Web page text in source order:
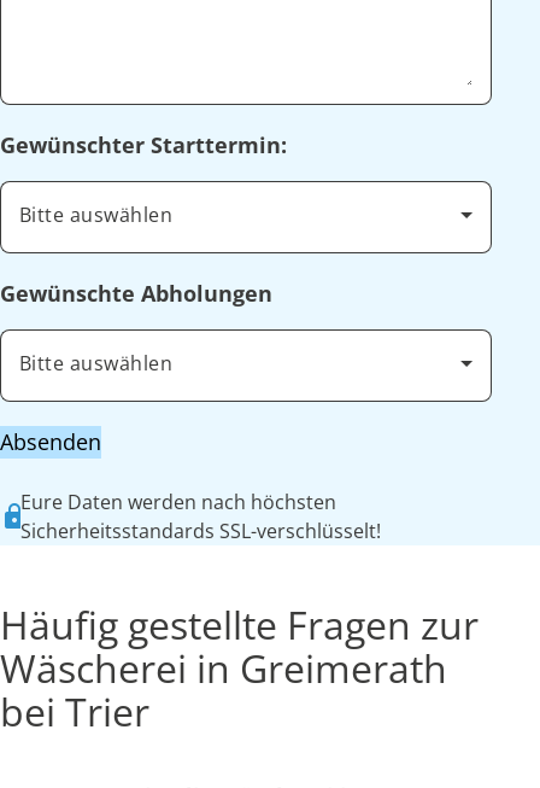
Gewünschter Starttermin:
Bitte auswählen
Gewünschte Abholungen
Bitte auswählen
Absenden
Eure Daten werden nach höchsten
Sicherheitsstandards SSL-verschlüsselt!
Häufig gestellte Fragen zur
Wäscherei in Greimerath
bei Trier